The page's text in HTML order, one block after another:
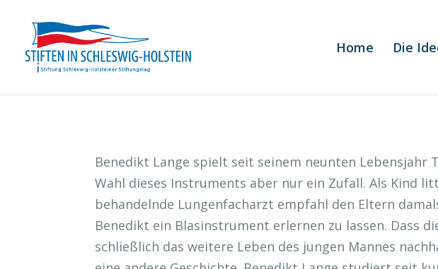
Home Die
Benedikt Lange spielt seit seinem neunten Lebensjahr
Wahl dieses Instruments aber nur ein Zufall. Als Kind
behandelnde Lungenfacharzt empfahl den Eltern
Benedikt ein Blasinstrument erlernen zu lassen. Dass
schließlich das weitere Leben des jungen Mannes